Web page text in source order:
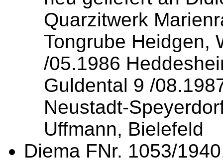
Quarzitwerk
Tongrube Heidgen,
/05.1986
Guldental 9 /
Neustadt-
Uffmann, Bielefeld
Diema FNr. 1053/1940